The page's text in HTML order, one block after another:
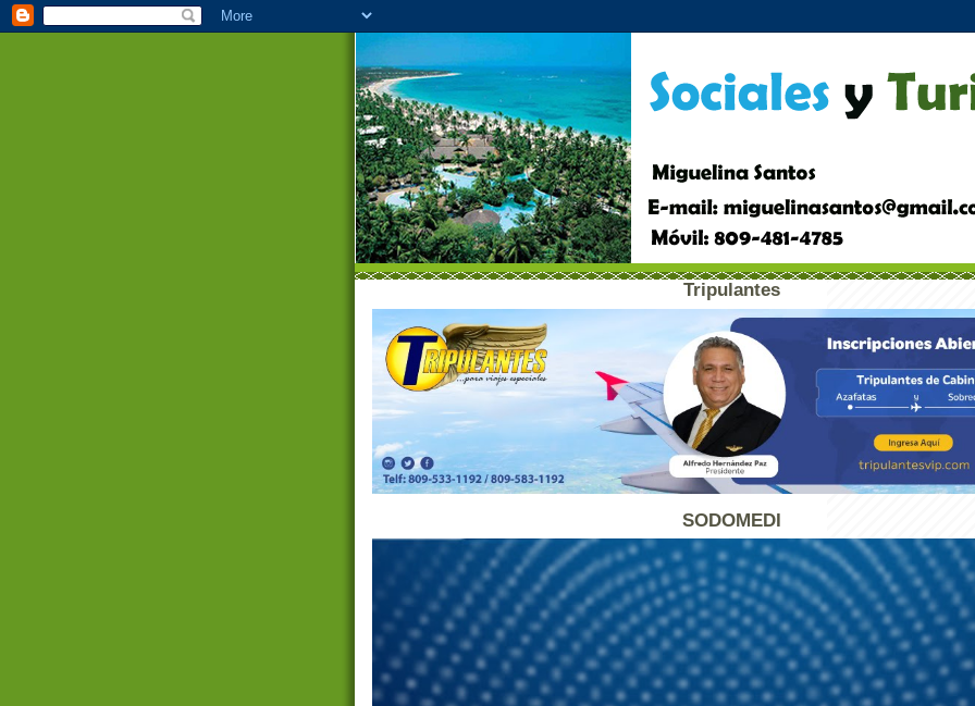
Tripulantes
SODOMEDI